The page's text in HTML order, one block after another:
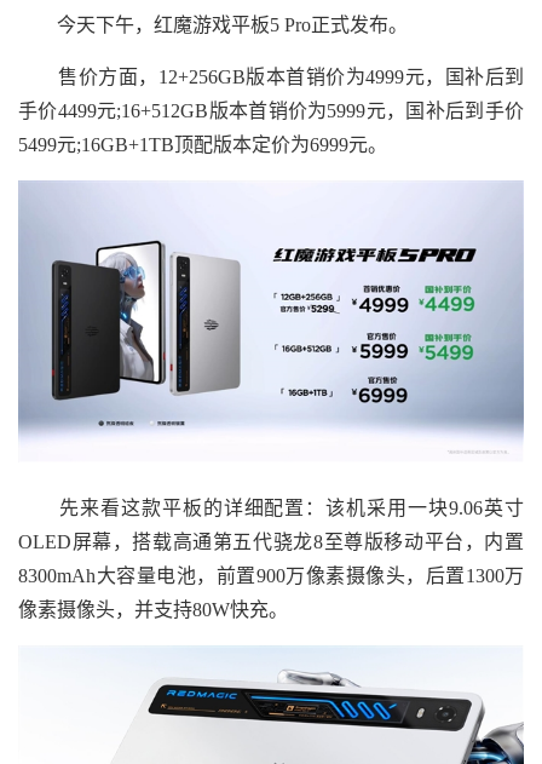
今天下午，红魔游戏平板5 Pro正式发布。
售价方面，12+256GB版本首销价为4999元，国补后到
手价4499元;16+512GB版本首销价为5999元，国补后到手价
5499元;16GB+1TB顶配版本定价为6999元。
先来看这款平板的详细配置：该机采用一块9.06英寸
OLED屏幕，搭载高通第五代骁龙8至尊版移动平台，内置
8300mAh大容量电池，前置900万像素摄像头，后置1300万
像素摄像头，并支持80W快充。